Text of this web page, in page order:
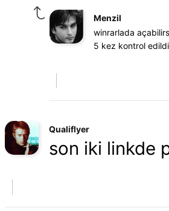
Menzil
winrarlada
5 kez kontrol edildi
Qualiflyer
son iki linkde